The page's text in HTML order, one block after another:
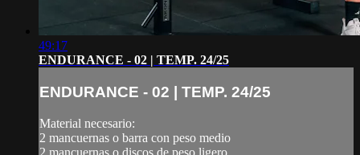
49:17
ENDURANCE - 02 | TEMP. 24/25
ENDURANCE - 02 | TEMP. 24/25
Material necesario:
2 mancuernas o barra con peso medio
2 mancuernas o discos de peso ligero